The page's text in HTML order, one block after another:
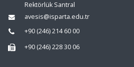
Rektörlük Santral
avesis@isparta.edu.tr
+90 (246) 214 60 00
+90 (246) 228 30 06